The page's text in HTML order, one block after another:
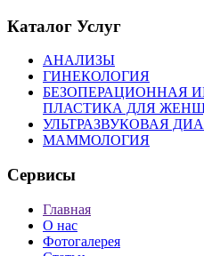
Каталог Услуг
АНАЛИЗЫ
ГИНЕКОЛОГИЯ
БЕЗОПЕРАЦИОННАЯ
ПЛАСТИКА ДЛЯ
УЛЬТРАЗВУКОВАЯ
МАММОЛОГИЯ
Сервисы
Главная
О нас
Фотогалерея